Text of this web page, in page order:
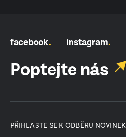
facebook instagram
Poptejte nás
PŘIHLASTE SE K ODBĚRU NOVINEK